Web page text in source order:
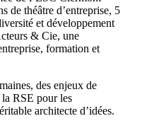
de théâtre d’entreprise, 5
et développement
& Cie, une
formation et
des enjeux de
RSE pour les
architecte d’idées.